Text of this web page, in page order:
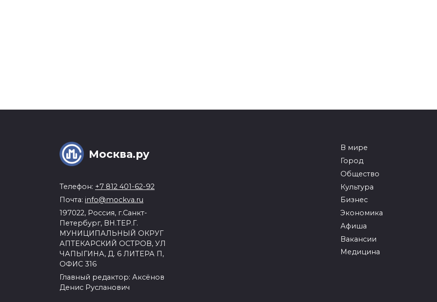
Москва.ру
Телефон: +7 812 401-62-92
Почта: info@mockva.ru
197022, Россия, г.Санкт-
Петербург, ВН.ТЕР.Г.
МУНИЦИПАЛЬНЫЙ ОКРУГ
АПТЕКАРСКИЙ ОСТРОВ, УЛ
ЧАПЫГИНА, Д. 6 ЛИТЕРА П,
ОФИС 316
Главный редактор: Аксёнов
Денис Русланович
В мире
Город
Общество
Культура
Бизнес
Экономика
Афиша
Вакансии
Медицина